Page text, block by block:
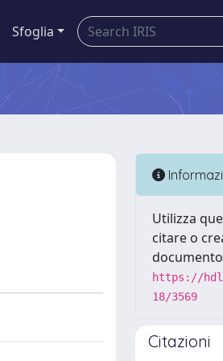
Sfoglia
Utilizza
citare o
https://
18/3569
Citazioni